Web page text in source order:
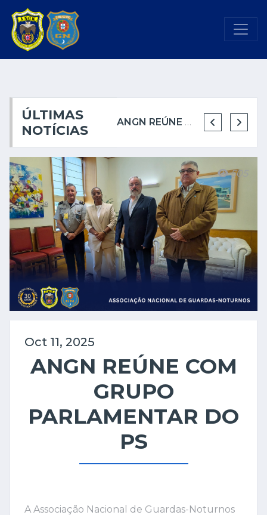
ÚLTIMAS
NOTÍCIAS
ANGN REÚNE PELA PRIMEIRA VEZ COM A CÂMARA MUNICIPAL DE SINTRA
505
Oct 11, 2025
ANGN REÚNE COM
GRUPO
PARLAMENTAR DO
PS
A Associação Nacional de Guardas-Noturnos